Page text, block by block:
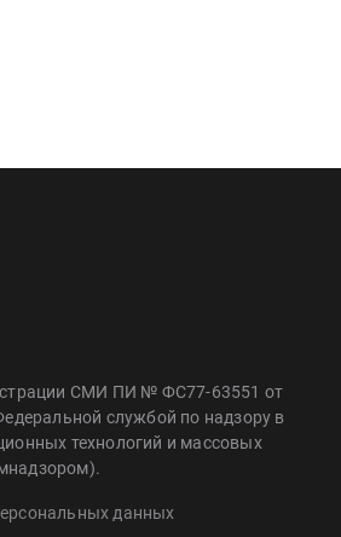
СМИ ПИ № ФС77-63551 от
службой по надзору в
технологий и массовых
данных